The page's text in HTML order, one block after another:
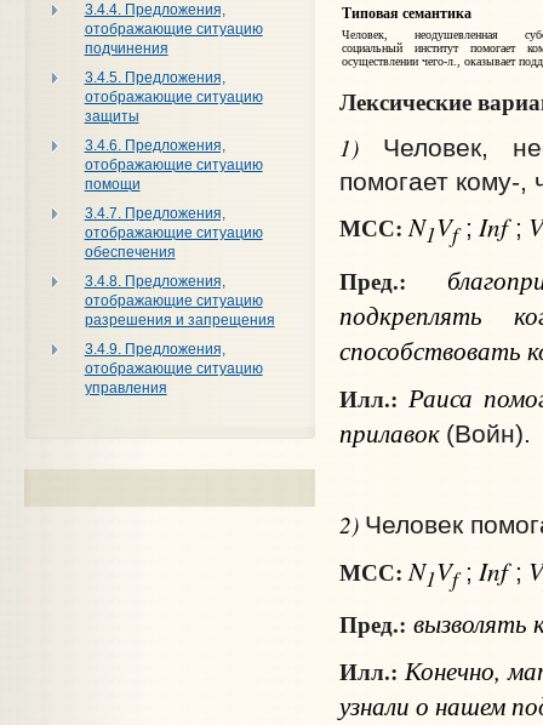
3.4.4. Предложения,
отображающие ситуацию
подчинения
3.4.5. Предложения,
отображающие ситуацию
защиты
3.4.6. Предложения,
отображающие ситуацию
помощи
3.4.7. Предложения,
отображающие ситуацию
обеспечения
3.4.8. Предложения,
отображающие ситуацию
разрешения и запрещения
3.4.9. Предложения,
отображающие ситуацию
управления
Типовая семантика
Человек, неодушевленная
социальный институт помогает
осуществлении чего‑л., оказывает
Лексические
1)
Человек,
помогает кому-,
МСС: N1Vf; Inf; V
Пред.:
подкреплять
способствовать
Илл.: Раиса
прилавок (Войн).
2) Человек
МСС: N1Vf; Inf; V
Пред.: вызволять
Илл.: Конечно,
узнали о нашем